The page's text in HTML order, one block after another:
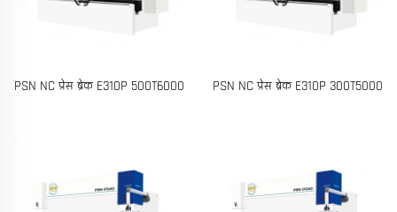
PSN NC प्रेस ब्रेक E310P 500T6000 PSN NC प्रेस ब्रेक E310P 300T5000